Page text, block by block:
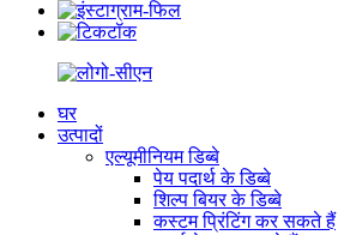
घर
उत्पादों
एल्यूमीनियम डिब्बे
पेय पदार्थ के डिब्बे
शिल्प बियर के डिब्बे
कस्टम प्रिंटिंग कर सकते हैं